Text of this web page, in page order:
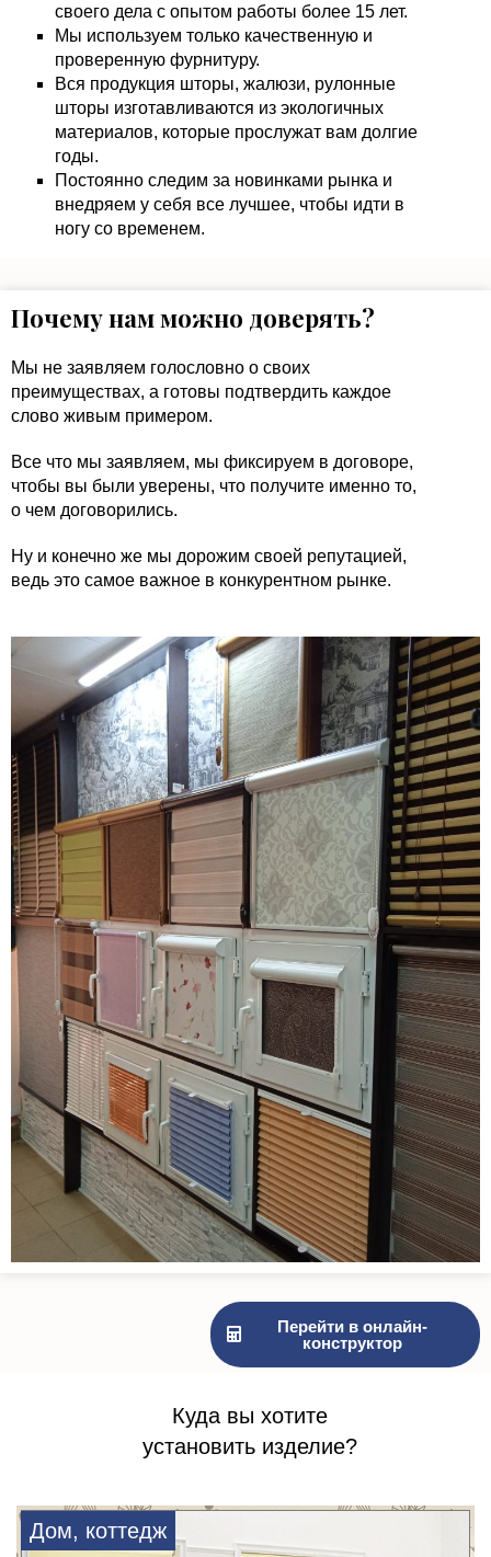
своего дела с опытом работы более 15 лет.
Мы используем только качественную и
проверенную фурнитуру.
Вся продукция шторы, жалюзи, рулонные
шторы изготавливаются из экологичных
материалов, которые прослужат вам долгие
годы.
Постоянно следим за новинками рынка и
внедряем у себя все лучшее, чтобы идти в
ногу со временем.
Почему нам можно доверять?
Мы не заявляем голословно о своих
преимуществах, а готовы подтвердить каждое
слово живым примером.
Все что мы заявляем, мы фиксируем в договоре,
чтобы вы были уверены, что получите именно то,
о чем договорились.
Ну и конечно же мы дорожим своей репутацией,
ведь это самое важное в конкурентном рынке.
Перейти в онлайн-
конструктор
Куда вы хотите
установить изделие?
Дом, коттедж